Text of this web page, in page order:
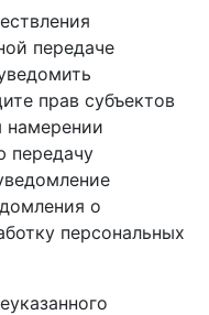
передаче
прав субъектов
намерении
передачу
о
персональных